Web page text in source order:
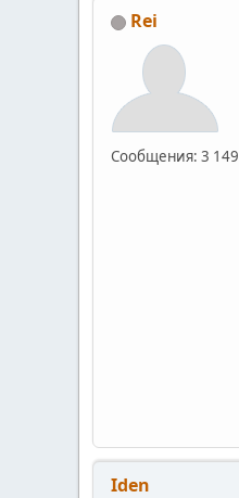
Rei
Сообщения: 3 149
Iden